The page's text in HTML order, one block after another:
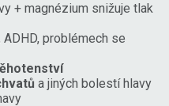
+ magnézium snižuje tlak
problémech se
a jiných bolestí hlavy